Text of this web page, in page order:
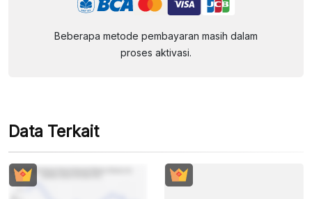
Beberapa metode pembayaran masih dalam
proses aktivasi.
Data Terkait